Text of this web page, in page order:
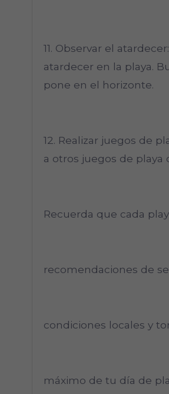
11. Observar el
atardecer en la playa.
pone en el horizonte.
12. Realizar juegos de
a otros juegos de playa
Recuerda que cada
recomendaciones de
condiciones locales y
máximo de tu día de